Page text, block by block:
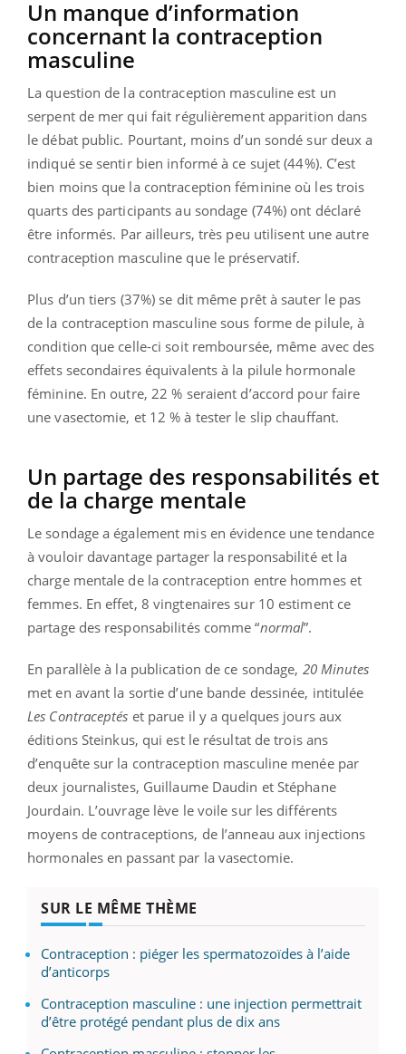
Un manque d’information
concernant la contraception
masculine
La question de la contraception masculine est un
serpent de mer qui fait régulièrement apparition dans
le débat public. Pourtant, moins d’un sondé sur deux a
indiqué se sentir bien informé à ce sujet (44%). C’est
bien moins que la contraception féminine où les trois
quarts des participants au sondage (74%) ont déclaré
être informés. Par ailleurs, très peu utilisent une autre
contraception masculine que le préservatif.
Plus d’un tiers (37%) se dit même prêt à sauter le pas
de la contraception masculine sous forme de pilule, à
condition que celle-ci soit remboursée, même avec des
effets secondaires équivalents à la pilule hormonale
féminine. En outre, 22 % seraient d’accord pour faire
une vasectomie, et 12 % à tester le slip chauffant.
Un partage des responsabilités et
de la charge mentale
Le sondage a également mis en évidence une tendance
à vouloir davantage partager la responsabilité et la
charge mentale de la contraception entre hommes et
femmes. En effet, 8 vingtenaires sur 10 estiment ce
partage des responsabilités comme “normal”.
En parallèle à la publication de ce sondage, 20 Minutes
met en avant la sortie d’une bande dessinée, intitulée
Les Contraceptés et parue il y a quelques jours aux
éditions Steinkus, qui est le résultat de trois ans
d’enquête sur la contraception masculine menée par
deux journalistes, Guillaume Daudin et Stéphane
Jourdain. L’ouvrage lève le voile sur les différents
moyens de contraceptions, de l’anneau aux injections
hormonales en passant par la vasectomie.
SUR LE MÊME THÈME
Contraception : piéger les spermatozoïdes à l’aide
d’anticorps
Contraception masculine : une injection permettrait
d’être protégé pendant plus de dix ans